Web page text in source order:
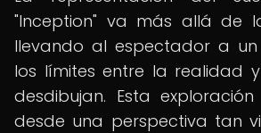
"Inception" va más allá de
llevando al espectador a
los límites entre la realidad
desdibujan. Esta
desde una perspectiva tan